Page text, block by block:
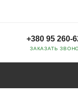
+380 95 260-
ЗАКАЗАТЬ